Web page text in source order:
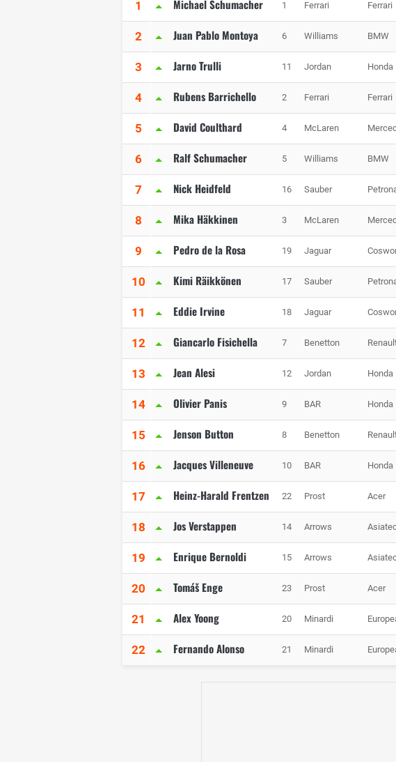
1 Michael Schumacher 1 Ferrari Ferrari
2 Juan Pablo Montoya 6 Williams BMW
3 Jarno Trulli 11 Jordan Honda
4 Rubens Barrichello 2 Ferrari Ferrari
5 David Coulthard 4 McLaren
6 Ralf Schumacher 5 Williams BMW
7 Nick Heidfeld 16 Sauber
8 Mika Häkkinen 3 McLaren
9 Pedro de la Rosa 19 Jaguar
10 Kimi Räikkönen 17 Sauber
11 Eddie Irvine 18 Jaguar
12 Giancarlo Fisichella 7 Benetton
13 Jean Alesi 12 Jordan Honda
14 Olivier Panis 9 BAR Honda
15 Jenson Button 8 Benetton
16 Jacques Villeneuve 10 BAR Honda
17 Heinz-Harald Frentzen 22 Prost Acer
18 Jos Verstappen 14 Arrows
19 Enrique Bernoldi 15 Arrows
20 Tomáš Enge 23 Prost Acer
21 Alex Yoong 20 Minardi
22 Fernando Alonso 21 Minardi